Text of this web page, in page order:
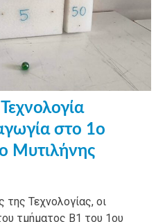
στο 1ο
Μυτιλήνης
Τεχνολογίας, οι
τμήματος Β1 του 1ου